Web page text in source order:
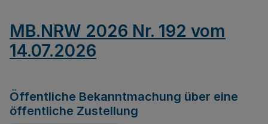
MB.NRW 2026 Nr. 192 vom
14.07.2026
Öffentliche Bekanntmachung über eine
öffentliche Zustellung